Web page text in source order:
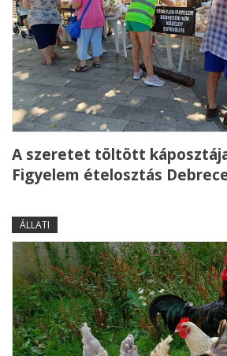
A szeretet töltött
Figyelem ételosztás
ÁLLATI